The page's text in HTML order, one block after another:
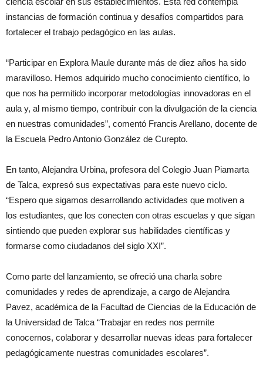
instancias de formación continua y desafíos compartidos para
fortalecer el trabajo pedagógico en las aulas.
“Participar en Explora Maule durante más de diez años ha sido
maravilloso. Hemos adquirido mucho conocimiento científico, lo
que nos ha permitido incorporar metodologías innovadoras en el
aula y, al mismo tiempo, contribuir con la divulgación de la ciencia
en nuestras comunidades”, comentó Francis Arellano, docente de
la Escuela Pedro Antonio González de Curepto.
En tanto, Alejandra Urbina, profesora del Colegio Juan Piamarta
de Talca, expresó sus expectativas para este nuevo ciclo.
“Espero que sigamos desarrollando actividades que motiven a
los estudiantes, que los conecten con otras escuelas y que sigan
sintiendo que pueden explorar sus habilidades científicas y
formarse como ciudadanos del siglo XXI”.
Como parte del lanzamiento, se ofreció una charla sobre
comunidades y redes de aprendizaje, a cargo de Alejandra
Pavez, académica de la Facultad de Ciencias de la Educación de
la Universidad de Talca “Trabajar en redes nos permite
conocernos, colaborar y desarrollar nuevas ideas para fortalecer
pedagógicamente nuestras comunidades escolares”.